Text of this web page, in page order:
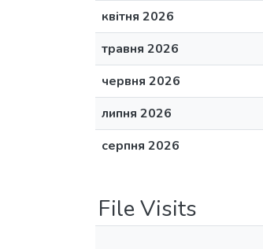
квітня 2026
травня 2026
червня 2026
липня 2026
серпня 2026
File Visits